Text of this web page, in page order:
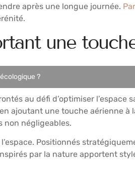
après une longue journée.
une
?
au défi d’optimiser l’espace
ajoutant une touche aérienne
non négligeables.
Positionnés
par la nature apportent